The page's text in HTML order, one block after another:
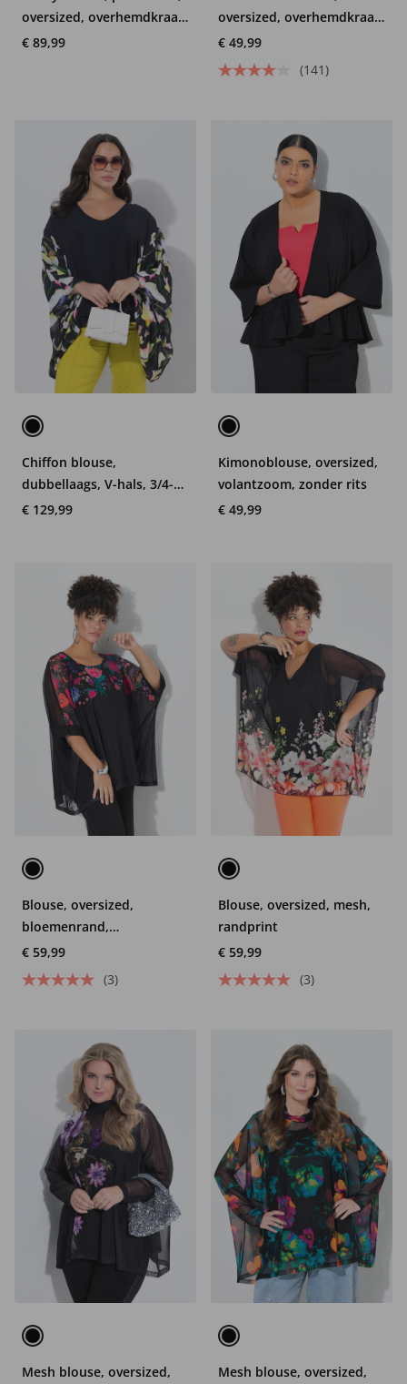
oversized, overhemdkraag,
korte mouw
€ 89,99
oversized, overhemdkraag,
lange mouwen
€ 49,99
(141)
Chiffon blouse,
dubbellaags, V-hals, 3/4-
mouwen
€ 129,99
Kimonoblouse, oversized,
volantzoom, zonder rits
€ 49,99
Blouse, oversized,
bloemenrand,
ondoorzichtige top
€ 59,99
(3)
Blouse, oversized, mesh,
randprint
€ 59,99
(3)
Mesh blouse, oversized,
Mesh blouse, oversized,